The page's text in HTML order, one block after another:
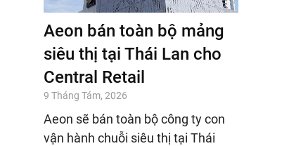
Aeon bán toàn bộ mảng
siêu thị tại Thái Lan cho
Central Retail
9 Tháng Tám, 2026
Aeon sẽ bán toàn bộ công ty con
vận hành chuỗi siêu thị tại Thái